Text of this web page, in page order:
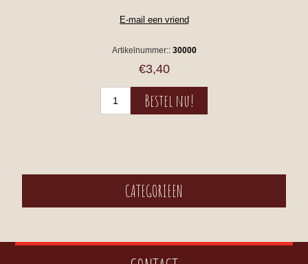
Artikelnummer:: 30000
€3,40
CATEGORIEEN